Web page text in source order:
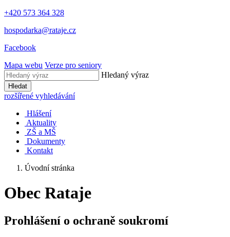
+420 573 364 328
hospodarka@rataje.cz
Facebook
Mapa webu Verze pro seniory
Hledaný výraz
Hledat
rozšířené vyhledávání
Hlášení
Aktuality
ZŠ a MŠ
Dokumenty
Kontakt
Úvodní stránka
Obec Rataje
Prohlášení o ochraně soukromí